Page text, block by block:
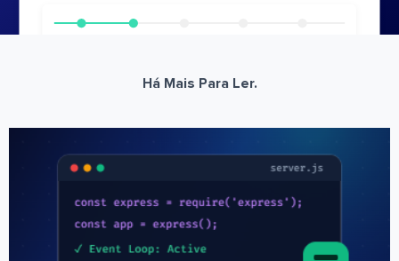
Há Mais Para Ler.